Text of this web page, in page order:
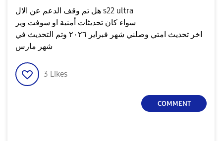
هل تم وقف الدعم عن الال s22 ultra
سواء كان تحديثات أمنية او سوفت وير
اخر تحديث امتي وصلني شهر فبراير ٢٠٢٦ وتم التحديث في
شهر مارس
3 Likes
COMMENT